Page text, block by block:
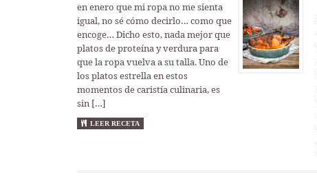
en enero que mi ropa no me sienta
igual, no sé cómo decirlo… como que
encoge… Dicho esto, nada mejor que
platos de proteína y verdura para
que la ropa vuelva a su talla. Uno de
los platos estrella en estos
momentos de caristía culinaria, es
sin […]
LEER RECETA